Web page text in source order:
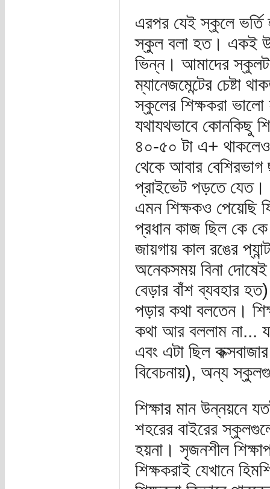
এরপর যেই স্কুলে ভর্তি
স্কুল বলা হত। একই
ভিন্ন। আমাদের
ম্যানেজমেন্টের চেষ্টা
স্কুলের শিক্ষকরা ভালো
যথাযথভাবে কোনকিছু
৪০-৫০ টা এ+
থেকে আবার বেশিরভাগ
প্রাইভেট পড়তে যেত।
এমন শিক্ষকও পেয়েছি
প্রধান কাজ ছিল কে
জায়গায় কাল রঙের
অনেকসময় বিনা দোষেই
বেড়ার বাঁশ ব্যবহার
পড়ার কথা বলতেন।
কথা আর বললাম না...
এবং এটা ছিল
বিবেচনায়), অন্য
শিক্ষার মান উন্নয়নে
শহরের বাইরের
হয়না। সৃজনশীল
শিক্ষকরাই যেখানে